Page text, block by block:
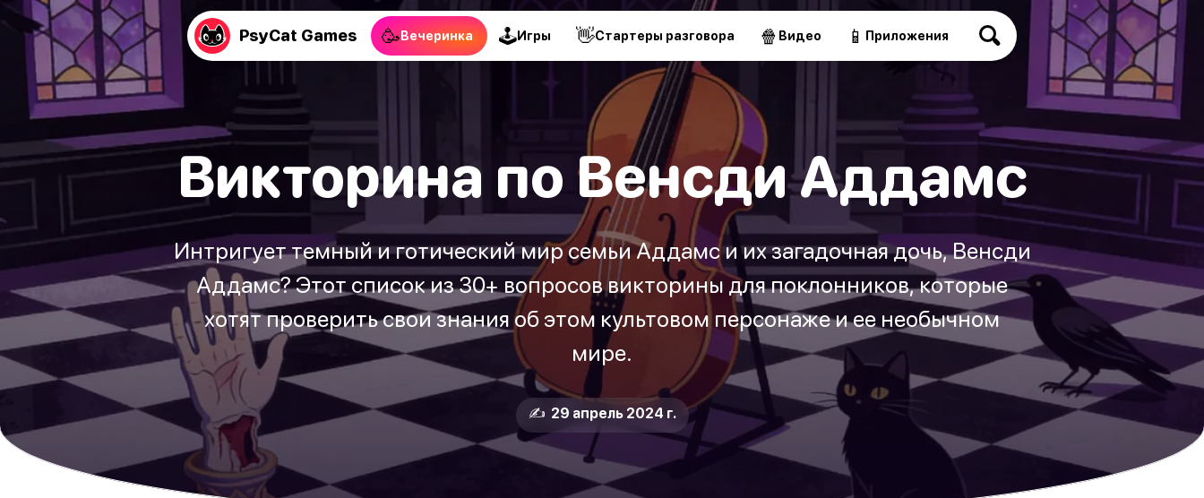
PsyCat Games 🥳Вечеринка 🕹Игры 👋Стартеры разговора 🍿 Видео 📱 Приложения
Викторина по Венсди Аддамс
Интригует темный и готический мир семьи Аддамс и их загадочная дочь, Венсди
Аддамс? Этот список из 30+ вопросов викторины для поклонников, которые
хотят проверить свои знания об этом культовом персонаже и ее необычном
мире.
✍️ 29 апрель 2024 г.